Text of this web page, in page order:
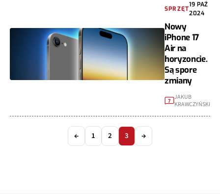
SPRZĘT
19 PAŹ
2024
Nowy
iPhone 17
Air na
horyzoncie.
Są spore
zmiany
7
JAKUB
KRAWCZYŃSKI
← 1 2 3 →